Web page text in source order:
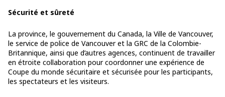
Sécurité et sûreté
La province, le gouvernement du Canada, la Ville de Vancouver,
le service de police de Vancouver et la GRC de la Colombie-
Britannique, ainsi que d’autres agences, continuent de travailler
en étroite collaboration pour coordonner une expérience de
Coupe du monde sécuritaire et sécurisée pour les participants,
les spectateurs et les visiteurs.